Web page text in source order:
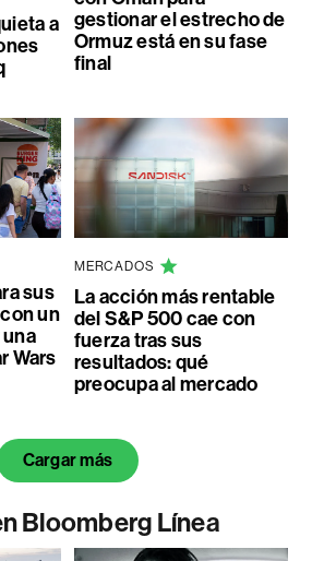
a
gestionar el estrecho de
Ormuz está en su fase
final
sus
un
Wars
MERCADOS
La acción más rentable
del S&P 500 cae con
fuerza tras sus
resultados: qué
preocupa al mercado
Cargar más
Bloomberg Línea